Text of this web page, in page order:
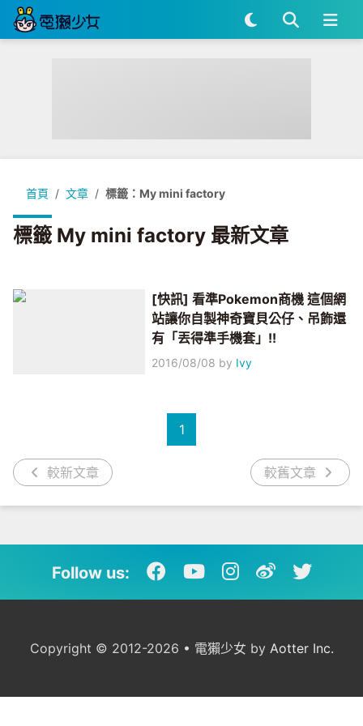
首頁 文章 標籤：My mini factory
標籤 My mini factory 最新文章
[快訊] 看準Pokemon商機 這個網
站讓你自製神奇寶貝公仔、吊飾還
有「丟得準手機套」!!
2016/08/08 by Ivy
較新文章
1
較舊文章
Follow us:
Copyright © 2012-2026 • 電獺少女 by Aotter Inc.